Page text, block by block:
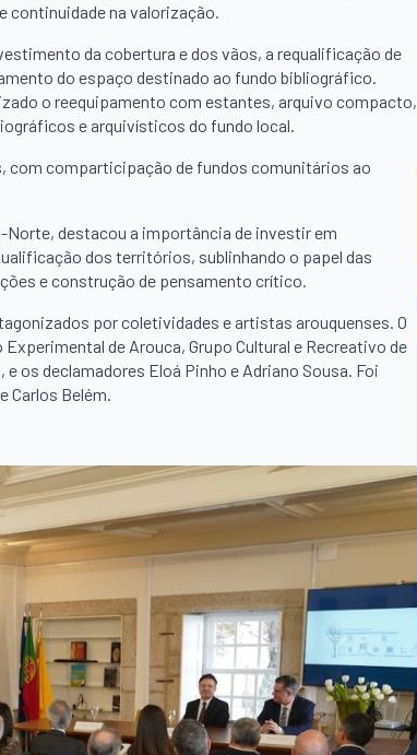
continuidade na valorização.
da cobertura e dos vãos, a requalificação de
do espaço destinado ao fundo bibliográfico.
o reequipamento com estantes, arquivo compacto,
e arquivísticos do fundo local.
com comparticipação de fundos comunitários ao
Norte, destacou a importância de investir em
dos territórios, sublinhando o papel das
e construção de pensamento crítico.
por coletividades e artistas arouquenses. O
de Arouca, Grupo Cultural e Recreativo de
os declamadores Eloá Pinho e Adriano Sousa. Foi
Carlos Belém.